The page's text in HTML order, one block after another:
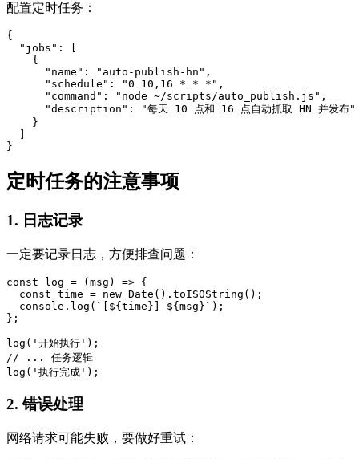
配置定时任务：
{
  "jobs": [
    {
      "name": "auto-publish-hn",
      "schedule": "0 10,16 * * *",
      "command": "node ~/scripts/auto_publish.js",
      "description": "每天 10 点和 16 点自动抓取 HN 并发布"
    }
}
定时任务的注意事项
1. 日志记录
一定要记录日志，方便排查问题：
const log = (msg) => {
  const time = new Date().toISOString();
  console.log(`[${time}] ${msg}`);
};
log('开始执行');
// ... 任务逻辑
log('执行完成');
2. 错误处理
网络请求可能失败，要做好重试：